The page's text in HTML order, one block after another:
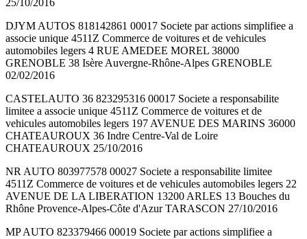
25/10/2016
DJYM AUTOS 818142861 00017 Societe par actions simplifiee a
associe unique 4511Z Commerce de voitures et de vehicules
automobiles legers 4 RUE AMEDEE MOREL 38000
GRENOBLE 38 Isère Auvergne-Rhône-Alpes GRENOBLE
02/02/2016
CASTELAUTO 36 823295316 00017 Societe a responsabilite
limitee a associe unique 4511Z Commerce de voitures et de
vehicules automobiles legers 197 AVENUE DES MARINS 36000
CHATEAUROUX 36 Indre Centre-Val de Loire
CHATEAUROUX 25/10/2016
NR AUTO 803977578 00027 Societe a responsabilite limitee
4511Z Commerce de voitures et de vehicules automobiles legers 22
AVENUE DE LA LIBERATION 13200 ARLES 13 Bouches du
Rhône Provence-Alpes-Côte d'Azur TARASCON 27/10/2016
MP AUTO 823379466 00019 Societe par actions simplifiee a